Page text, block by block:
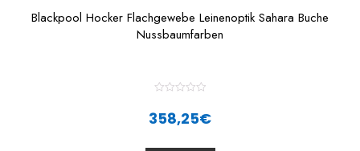
Blackpool Hocker Flachgewebe Leinenoptik Sahara Buche
Nussbaumfarben
a
t
358,25€